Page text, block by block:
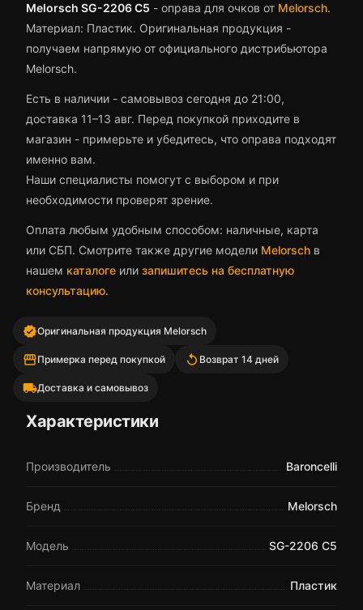
Melorsch SG-2206 C5 - оправа для очков от Melorsch.
Материал: Пластик. Оригинальная продукция -
получаем напрямую от официального дистрибьютора
Melorsch.
Есть в наличии - самовывоз сегодня до 21:00,
доставка 11–13 авг. Перед покупкой приходите в
магазин - примерьте и убедитесь, что оправа подходят
именно вам.
Наши специалисты помогут с выбором и при
необходимости проверят зрение.
Оплата любым удобным способом: наличные, карта
или СБП. Смотрите также другие модели Melorsch в
нашем каталоге или запишитесь на бесплатную
консультацию.
verifiedОригинальная продукция Melorsch
storefrontПримерка перед покупкой replay Возврат 14 дней
local_shippingДоставка и самовывоз
Характеристики
Производитель Baroncelli
Бренд Melorsch
Модель SG-2206 C5
Материал Пластик